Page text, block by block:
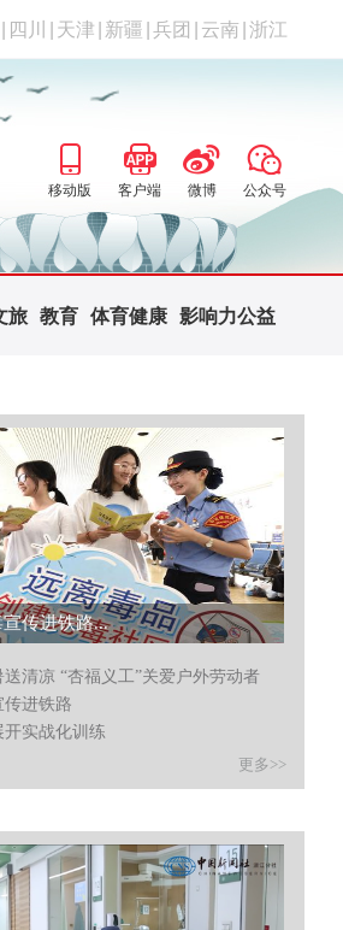
四川 天津 新疆 兵团 云南 浙江
移动版 客户端 微博 公众号
旅 教育 体育健康 影响力公益
传进铁路...
清凉 “杏福义工”关爱户外劳动者
进铁路
实战化训练
更多>>